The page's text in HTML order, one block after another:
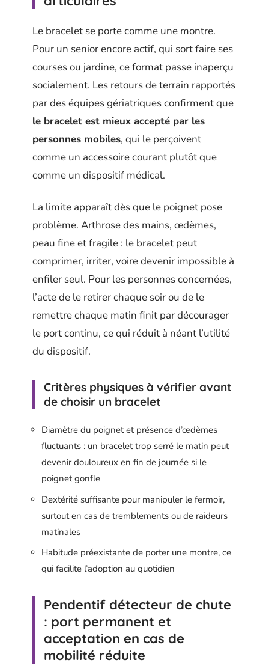
Le bracelet se porte comme une montre.
Pour un senior encore actif, qui sort faire ses
courses ou jardine, ce format passe inaperçu
socialement. Les retours de terrain rapportés
par des équipes gériatriques confirment que
le bracelet est mieux accepté par les
personnes mobiles, qui le perçoivent
comme un accessoire courant plutôt que
comme un dispositif médical.
La limite apparaît dès que le poignet pose
problème. Arthrose des mains, œdèmes,
peau fine et fragile : le bracelet peut
comprimer, irriter, voire devenir impossible à
enfiler seul. Pour les personnes concernées,
l’acte de le retirer chaque soir ou de le
remettre chaque matin finit par décourager
le port continu, ce qui réduit à néant l’utilité
du dispositif.
Critères physiques à vérifier avant
de choisir un bracelet
Diamètre du poignet et présence d’œdèmes
fluctuants : un bracelet trop serré le matin peut
devenir douloureux en fin de journée si le
poignet gonfle
Dextérité suffisante pour manipuler le fermoir,
surtout en cas de tremblements ou de raideurs
matinales
Habitude préexistante de porter une montre, ce
qui facilite l’adoption au quotidien
Pendentif détecteur de chute
: port permanent et
acceptation en cas de
mobilité réduite